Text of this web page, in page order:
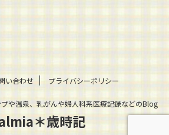
い合わせ プライバシーポリシー
や温泉、乳がんや婦人科系医療記録などのBlog
＊歳時記